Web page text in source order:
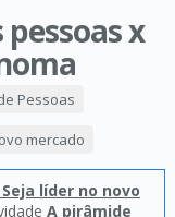
x
Pessoas
mercado
líder no novo
A pirâmide